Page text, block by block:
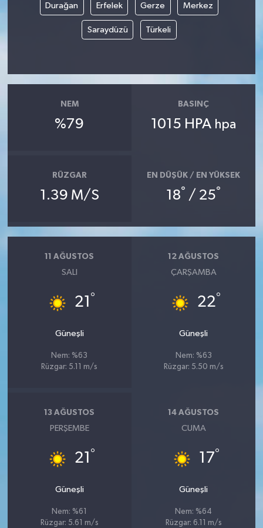
Durağan Erfelek Gerze Merkez
Saraydüzü Türkeli
NEM
%79
BASINÇ
1015 HPA hpa
RÜZGAR
1.39 M/S
EN DÜŞÜK / EN YÜKSEK
18° / 25°
11 AĞUSTOS
SALI
21 °
Güneşli
Nem: %63
Rüzgar: 5.11 m/s
12 AĞUSTOS
ÇARŞAMBA
22°
Güneşli
Nem: %63
Rüzgar: 5.50 m/s
13 AĞUSTOS
PERŞEMBE
21 °
Güneşli
Nem: %61
Rüzgar: 5.61 m/s
14 AĞUSTOS
CUMA
17°
Güneşli
Nem: %64
Rüzgar: 6.11 m/s